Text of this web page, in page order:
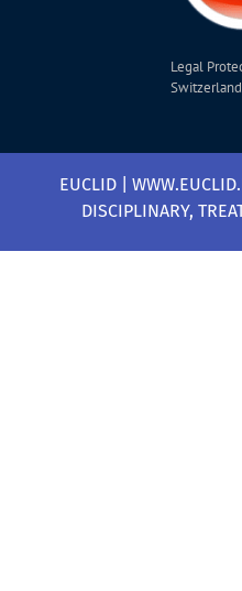
Legal
Switzerland
EUCLID |
DISCIPLINARY,